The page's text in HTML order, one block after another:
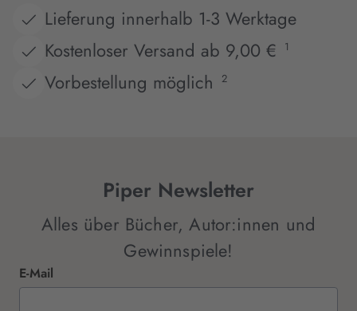
Lieferung innerhalb 1-3 Werktage
Kostenloser Versand ab 9,00 €
1
Vorbestellung möglich 2
Piper Newsletter
Alles über Bücher, Autor:innen und
Gewinnspiele!
E-Mail